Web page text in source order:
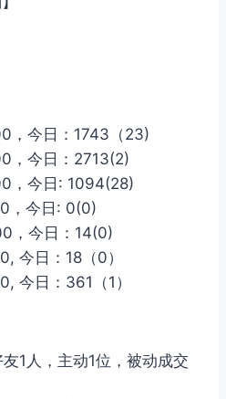
，今日：1743（23)
，今日：2713(2)
，今日: 1094(28)
，今日: 0(0)
，今日：14(0)
今日：18（0）
今日：361（1）
1人，主动1位，被动成交